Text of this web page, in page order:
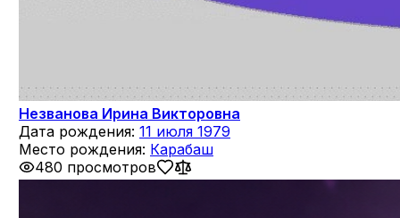
Незванова Ирина Викторовна
Дата рождения: 11 июля 1979
Место рождения: Карабаш
480 просмотров